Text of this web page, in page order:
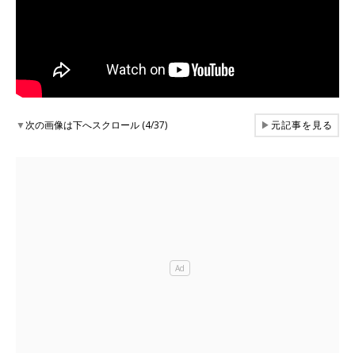
▼次の画像は下へスクロール (4/37) ▶元記事を見る